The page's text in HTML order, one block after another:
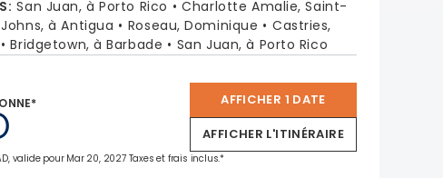
: San Juan, à Porto Rico
Charlotte Amalie, Saint-
à Antigua Roseau, Dominique
Castries,
Bridgetown, à Barbade San Juan, à Porto Rico
AFFICHER 1 DATE
AFFICHER L'ITINÉRAIRE
valide pour Mar 20, 2027 Taxes et frais inclus.*